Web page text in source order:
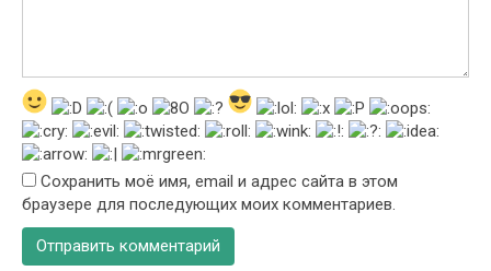
Сохранить моё имя, email и адрес сайта в этом
браузере для последующих моих комментариев.